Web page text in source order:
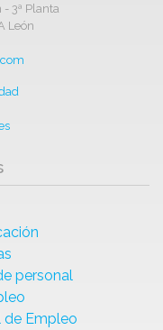
3ª Planta
León
personal
de Empleo